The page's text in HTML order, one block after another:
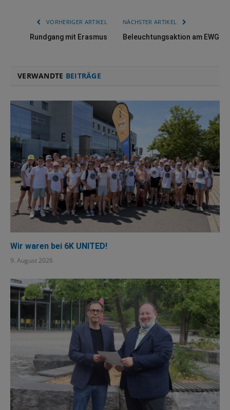
VORHERIGER ARTIKEL
Rundgang mit Erasmus
NÄCHSTER ARTIKEL
Beleuchtungsaktion am EWG
VERWANDTE BEITRÄGE
Wir waren bei 6K UNITED!
9. August 2026